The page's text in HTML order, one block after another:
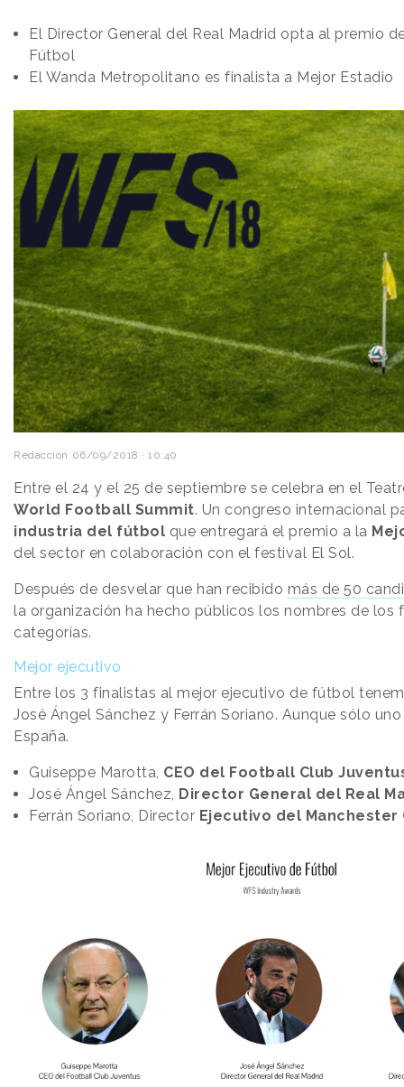
El Director General del Real Madrid opta al premio
Fútbol
El Wanda Metropolitano es finalista a Mejor Estadio
Redacción 06/09/2018 · 10:40
Entre el 24 y el 25 de septiembre se celebra en el
World Football Summit. Un congreso internacional
industria del fútbol que entregará el premio a la
del sector en colaboración con el festival El Sol.
Después de desvelar que han recibido más de 50
la organización ha hecho públicos los nombres de los
categorías.
Mejor ejecutivo
Entre los 3 finalistas al mejor ejecutivo de fútbol
José Ángel Sánchez y Ferrán Soriano. Aunque sólo
España.
Guiseppe Marotta, CEO del Football Club
José Ángel Sánchez, Director General del Real
Ferrán Soriano, Director Ejecutivo del Manchester